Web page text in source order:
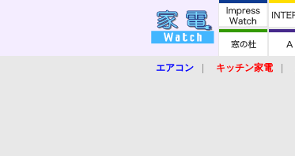
エアコン キッチン家電